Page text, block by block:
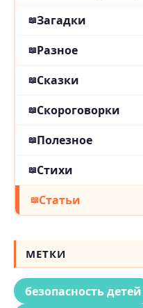
Загадки
Разное
Сказки
Скороговорки
Полезное
Стихи
Статьи
МЕТКИ
безопасность детей